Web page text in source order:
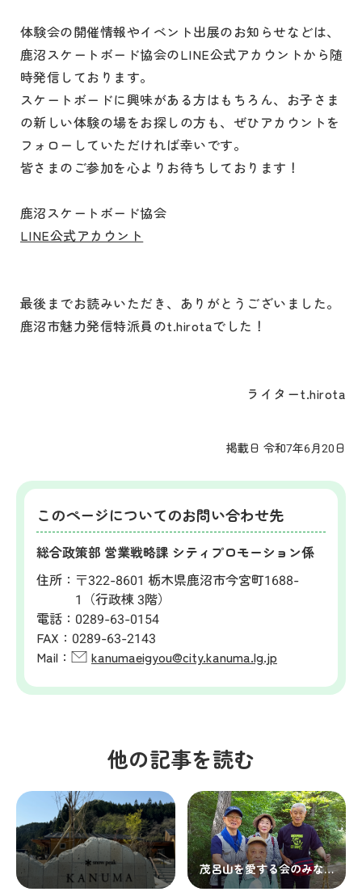
体験会の開催情報やイベント出展のお知らせなどは、
鹿沼スケートボード協会のLINE公式アカウントから随
時発信しております。
スケートボードに興味がある方はもちろん、お子さま
の新しい体験の場をお探しの方も、ぜひアカウントを
フォローしていただければ幸いです。
皆さまのご参加を心よりお待ちしております！
鹿沼スケートボード協会
LINE公式アカウント
最後までお読みいただき、ありがとうございました。
鹿沼市魅力発信特派員のt.hirotaでした！
ライターt.hirota
掲載日 令和7年6月20日
このページについてのお問い合わせ先
総合政策部 営業戦略課 シティプロモーション係
住所： 〒322-8601 栃木県鹿沼市今宮町1688-
1（行政棟 3階）
電話： 0289-63-0154
FAX： 0289-63-2143
Mail：
kanumaeigyou@city.kanuma.lg.jp
他の記事を読む
茂呂山を愛する会のみな
さん